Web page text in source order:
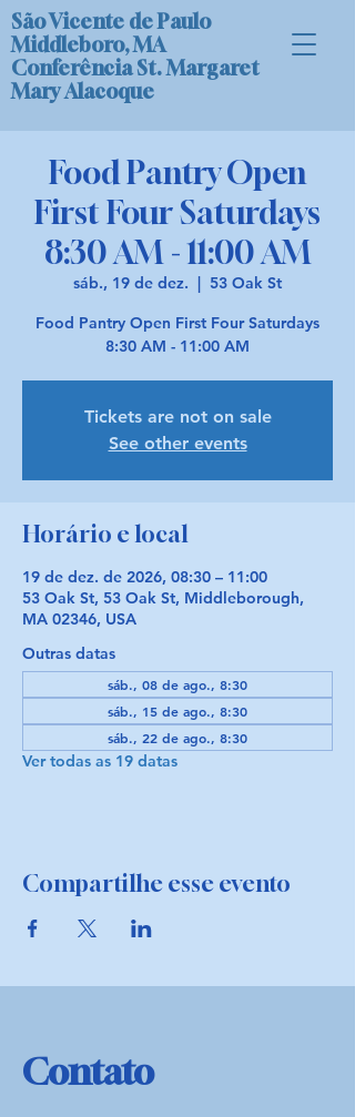
São Vicente de Paulo
Middleboro, MA
Conferência St. Margaret
Mary Alacoque
Food Pantry Open
First Four Saturdays
8:30 AM - 11:00 AM
sáb., 19 de dez.
  |
53 Oak St
Food Pantry Open First Four Saturdays
8:30 AM - 11:00 AM
Tickets are not on sale
See other events
Horário e local
19 de dez. de 2026, 08:30 – 11:00
53 Oak St, 53 Oak St, Middleborough,
MA 02346, USA
Outras datas
sáb., 08 de ago., 8:30
sáb., 15 de ago., 8:30
sáb., 22 de ago., 8:30
Ver todas as 19 datas
Compartilhe esse evento
Contato